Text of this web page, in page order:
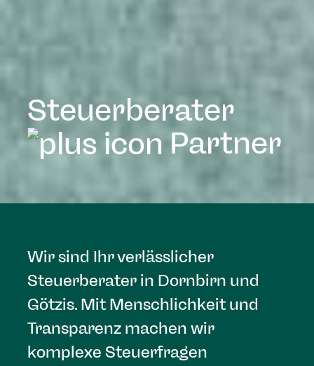
Steuerberater
Partner
Wir sind Ihr verlässlicher
Steuerberater in Dornbirn und
Götzis. Mit Menschlichkeit und
Transparenz machen wir
komplexe Steuerfragen